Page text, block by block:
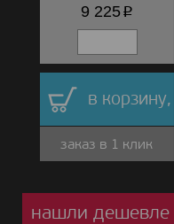
9 225p
в корзину,
заказ в 1 клик
нашли дешевле